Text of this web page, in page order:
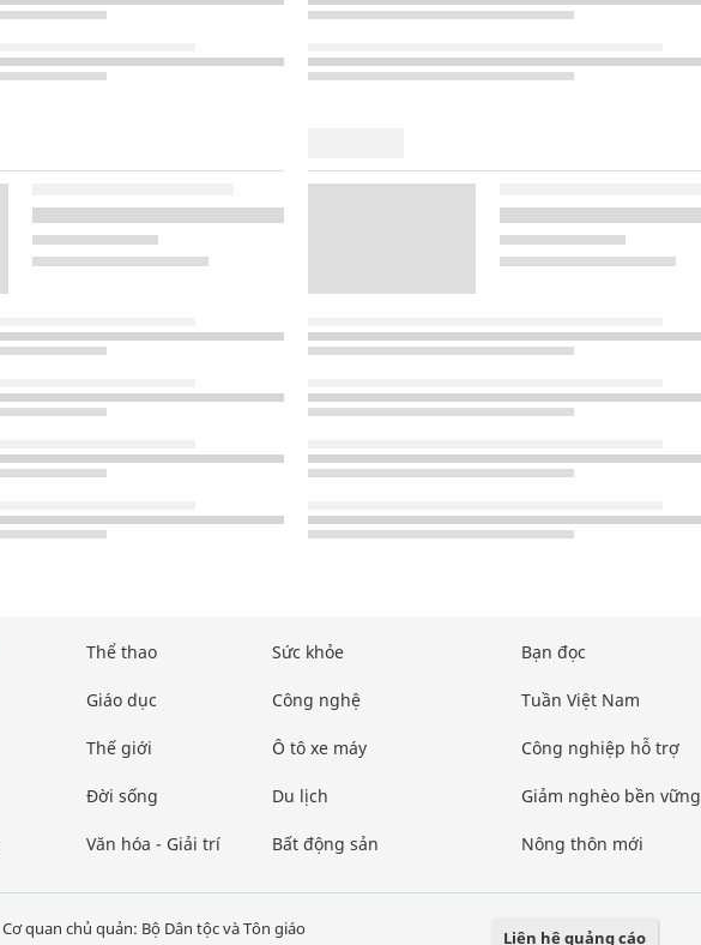
Thể thao
Giáo dục
Thế giới
Đời sống
Văn hóa - Giải trí
Sức khỏe
Công nghệ
Ô tô xe máy
Du lịch
Bất động sản
Bạn đọc
Tuần Việt Nam
Công nghiệp hỗ trợ
Giảm nghèo bền vững
Nông thôn mới
Cơ quan chủ quản: Bộ Dân tộc và Tôn giáo Liên hệ quảng cáo